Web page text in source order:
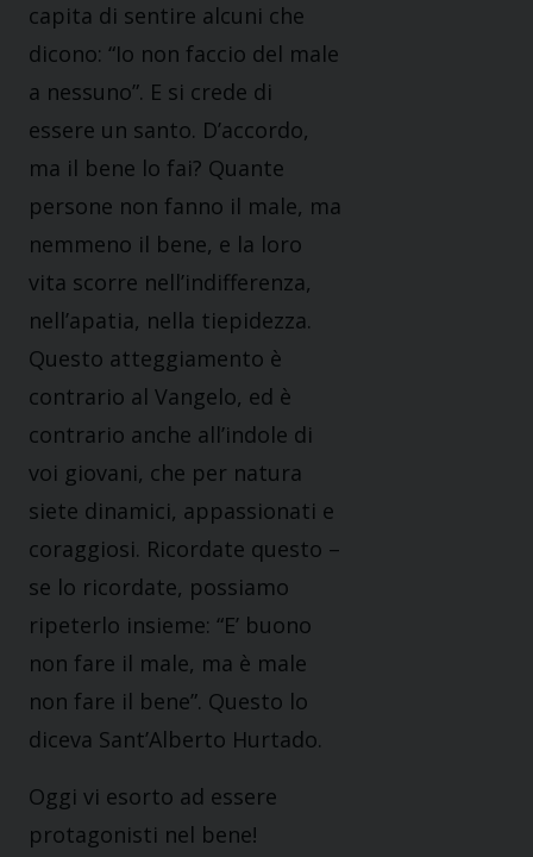
capita di sentire alcuni che
dicono: “Io non faccio del male
a nessuno”. E si crede di
essere un santo. D’accordo,
ma il bene lo fai? Quante
persone non fanno il male, ma
nemmeno il bene, e la loro
vita scorre nell’indifferenza,
nell’apatia, nella tiepidezza.
Questo atteggiamento è
contrario al Vangelo, ed è
contrario anche all’indole di
voi giovani, che per natura
siete dinamici, appassionati e
coraggiosi. Ricordate questo –
se lo ricordate, possiamo
ripeterlo insieme: “E’ buono
non fare il male, ma è male
non fare il bene”. Questo lo
diceva Sant’Alberto Hurtado.
Oggi vi esorto ad essere
protagonisti nel bene!